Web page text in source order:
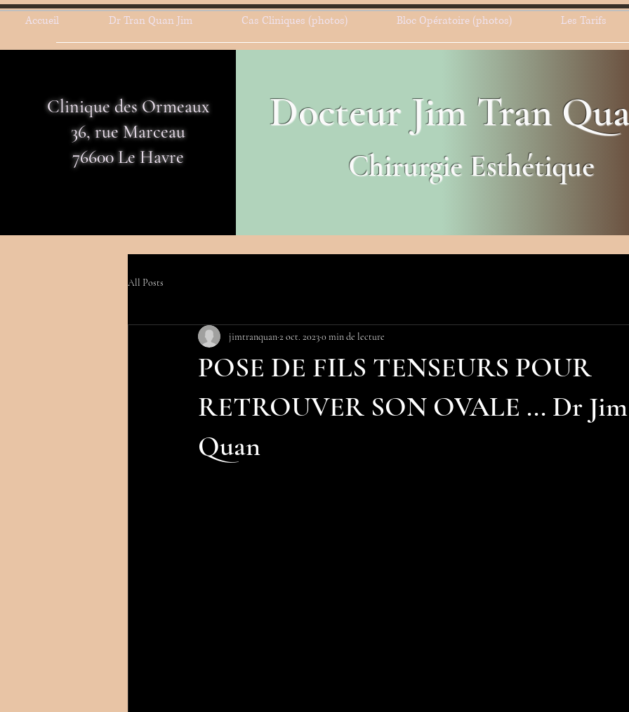
Accueil Dr Tran Quan Jim Cas Cliniques (photos) Bloc Opératoire (photos) Les Tarifs
Clinique des Ormeaux
36, rue Marceau
76600 Le Havre
Docteur Jim Tran
Chirurgie Esthétique
All Posts
POSE DE FILS TENSEURS POUR
RETROUVER SON OVALE ... Dr
Quan
jimtranquan2 oct. 20230 min de lecture